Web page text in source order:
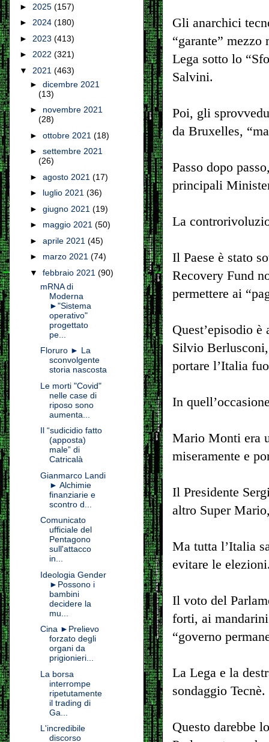
Gli anarchici
“garante”
Lega sotto lo
Salvini.
Poi, gli
da Bruxelles,
Passo dopo
principali
La
Il Paese è stato
Recovery Fund
permettere ai
Quest’episodio
Silvio
portare l’Italia
In
Mario Monti era
miseramente e
Il Presidente
altro Super
Ma tutta l’Italia
evitare le
Il voto del
forti, ai
“governo
La Lega e la
sondaggio Tecnè.
Questo darebbe
► 2025 (157)
► 2024 (180)
► 2023 (413)
► 2022 (321)
▼ 2021 (463)
► dicembre 2021
(13)
► novembre 2021
(28)
► ottobre 2021 (18)
► settembre 2021
(26)
► agosto 2021 (17)
► luglio 2021 (36)
► giugno 2021 (19)
► maggio 2021 (50)
► aprile 2021 (45)
► marzo 2021 (74)
▼ febbraio 2021 (90)
mRNA di
Moderna
►"Sistema
operativo"
progettato
pe...
Floruro ► La
sconvolgente
storia nascosta
Le morti "Covid"
nelle case di
riposo sono
aumenta...
Il “sudicidio fatto
(apposta)
male” di
Catricalà
Gianmarco Landi
► Alchimie
finanziarie e
scontro d...
Comunicato
ufficiale del
Pentagono
sull'attacco
in...
Ideologia Gender
►Possono i
bambini
decidere la
mu...
Cina ►Prelievo
forzato degli
organi da
prigionieri...
La borsa
interrompe
ripetutamente
il trading di
Ga...
L'incredibile
discorso